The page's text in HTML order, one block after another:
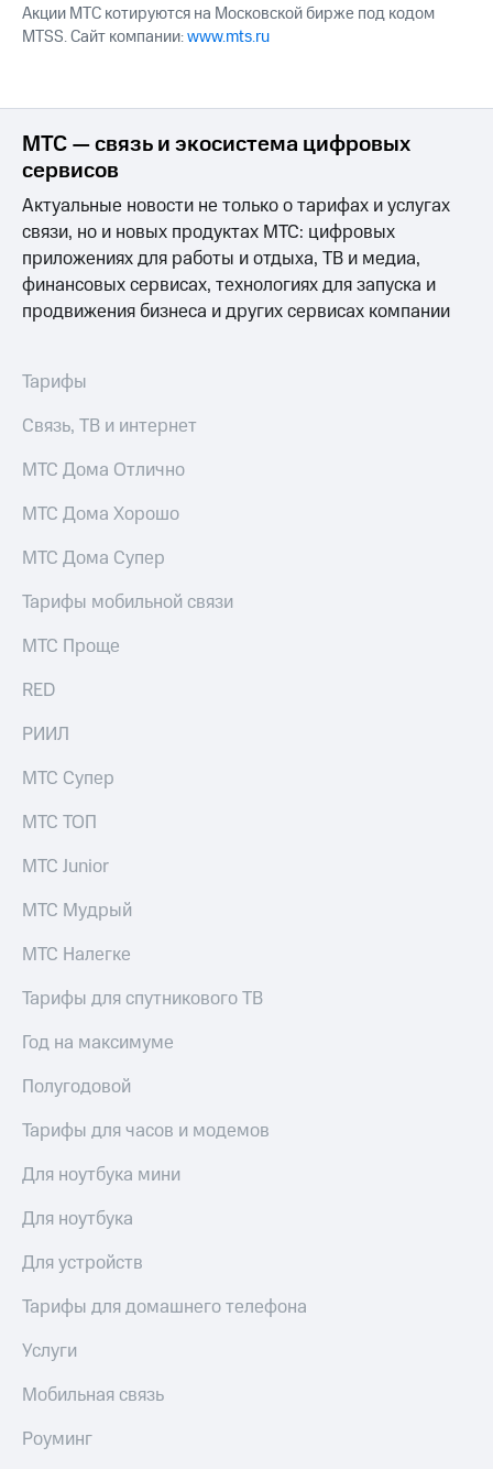
Акции МТС котируются на Московской бирже под кодом
MTSS. Сайт компании:www.mts.ru
МТС — связь и экосистема цифровых
сервисов
Актуальные новости не только о тарифах и услугах
связи, но и новых продуктах МТС: цифровых
приложениях для работы и отдыха, ТВ и медиа,
финансовых сервисах, технологиях для запуска и
продвижения бизнеса и других сервисах компании
Тарифы
Связь, ТВ и интернет
МТС Дома Отлично
МТС Дома Хорошо
МТС Дома Супер
Тарифы мобильной связи
МТС Проще
RED
РИИЛ
МТС Супер
МТС ТОП
МТС Junior
МТС Мудрый
МТС Налегке
Тарифы для спутникового ТВ
Год на максимуме
Полугодовой
Тарифы для часов и модемов
Для ноутбука мини
Для ноутбука
Для устройств
Тарифы для домашнего телефона
Услуги
Мобильная связь
Роуминг